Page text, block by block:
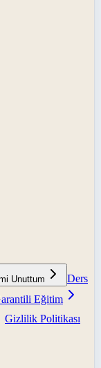
Unuttum
Ders
Eğitim
Gizlilik Politikası